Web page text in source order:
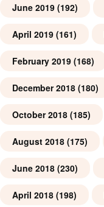
June 2019 (192)
April 2019 (161)
February 2019 (168)
December 2018 (180)
October 2018 (185)
August 2018 (175)
June 2018 (230)
April 2018 (198)